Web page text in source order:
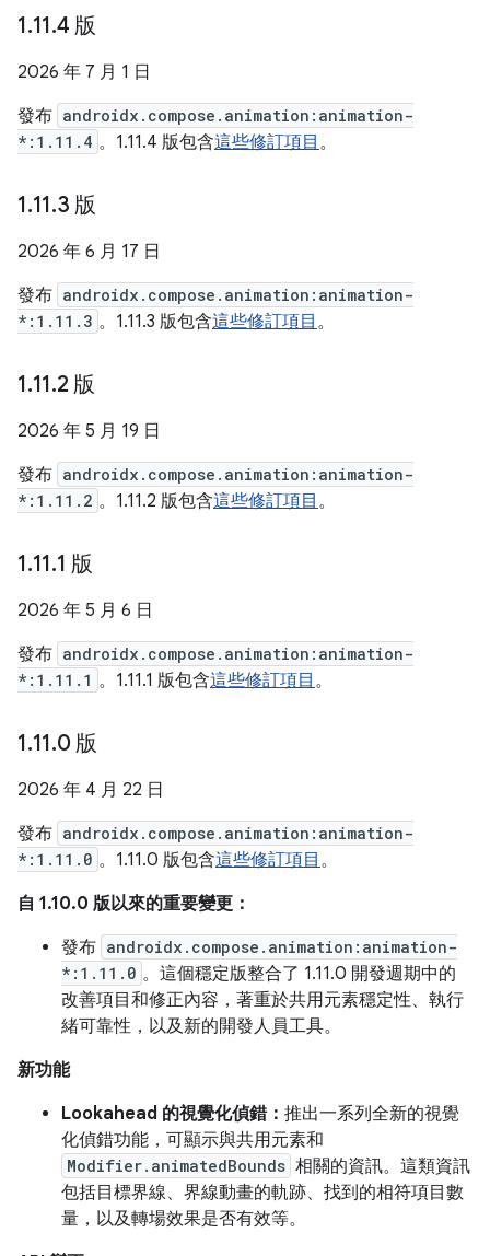
1.11.4 版
2026 年 7 月 1 日
發布 androidx.compose.animation:animation-
*:1.11.4 。1.11.4 版包含這些修訂項目 。
1.11.3 版
2026 年 6 月 17 日
發布 androidx.compose.animation:animation-
*:1.11.3 。1.11.3 版包含這些修訂項目 。
1.11.2 版
2026 年 5 月 19 日
發布 androidx.compose.animation:animation-
*:1.11.2 。1.11.2 版包含這些修訂項目 。
1.11.1 版
2026 年 5 月 6 日
發布 androidx.compose.animation:animation-
*:1.11.1 。1.11.1 版包含這些修訂項目 。
1.11.0 版
2026 年 4 月 22 日
發布 androidx.compose.animation:animation-
*:1.11.0 。1.11.0 版包含這些修訂項目 。
自 1.10.0 版以來的重要變更：
發布 androidx.compose.animation:animation-
*:1.11.0 。這個穩定版整合了 1.11.0 開發週期中的
改善項目和修正內容，著重於共用元素穩定性、執行
緒可靠性，以及新的開發人員工具。
新功能
Lookahead 的視覺化偵錯： 推出一系列全新的視覺
化偵錯功能，可顯示與共用元素和
Modifier.animatedBounds 相關的資訊。這類資訊
包括目標界線、界線動畫的軌跡、找到的相符項目數
量，以及轉場效果是否有效等。